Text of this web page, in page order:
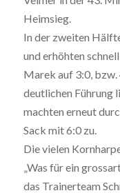
Heimsieg.
In der zweiten
und erhöhten
Marek auf 3:0, bzw.
deutlichen Führung
machten erneut
Sack mit 6:0 zu.
Die vielen
„Was für ein
das Trainerteam